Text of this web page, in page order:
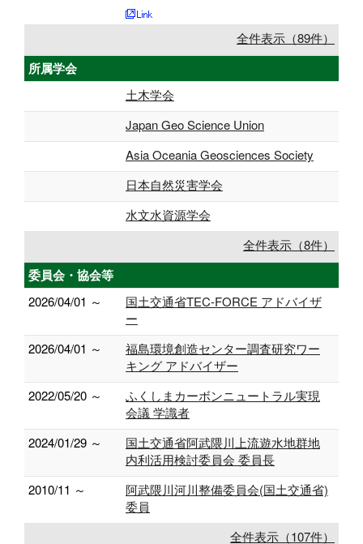
全件表示（89件）
所属学会
土木学会
Japan Geo Science Union
Asia Oceania Geosciences Society
日本自然災害学会
水文水資源学会
全件表示（8件）
委員会・協会等
2026/04/01 ～
国土交通省TEC-FORCE アドバイザ
ー
2026/04/01 ～
福島環境創造センター調査研究ワー
キング アドバイザー
2022/05/20 ～
ふくしまカーボンニュートラル実現
会議 学識者
2024/01/29 ～
国土交通省阿武隈川上流遊水地群地
内利活用検討委員会 委員長
2010/11 ～
阿武隈川河川整備委員会(国土交通省)
委員
全件表示（107件）